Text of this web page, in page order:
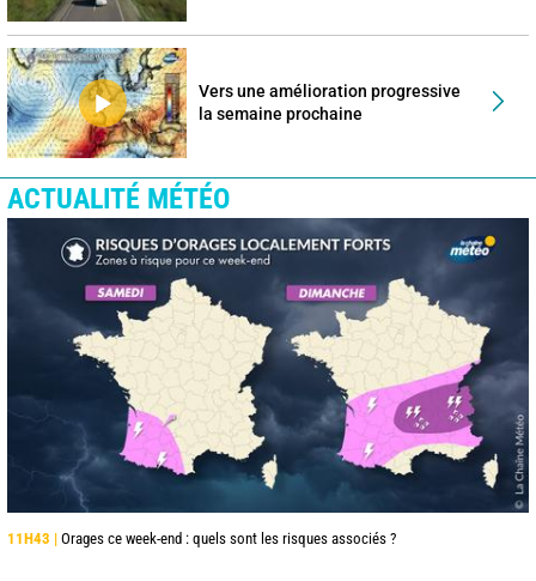
Vers une amélioration progressive
la semaine prochaine
ACTUALITÉ MÉTÉO
11H43 | Orages ce week-end : quels sont les risques associés ?